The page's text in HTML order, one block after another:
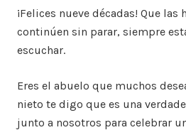
¡Felices nueve décadas! Que
continúen sin parar, siempre
escuchar.
Eres el abuelo que muchos
nieto te digo que es una
junto a nosotros para celebrar